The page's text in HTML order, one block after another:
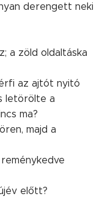
derengett neki
a zöld oldaltáska
az ajtót nyitó
letörölte a
ma?
majd a
előtt?